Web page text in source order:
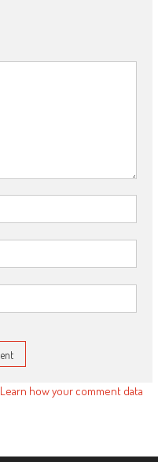
Learn how your comment data